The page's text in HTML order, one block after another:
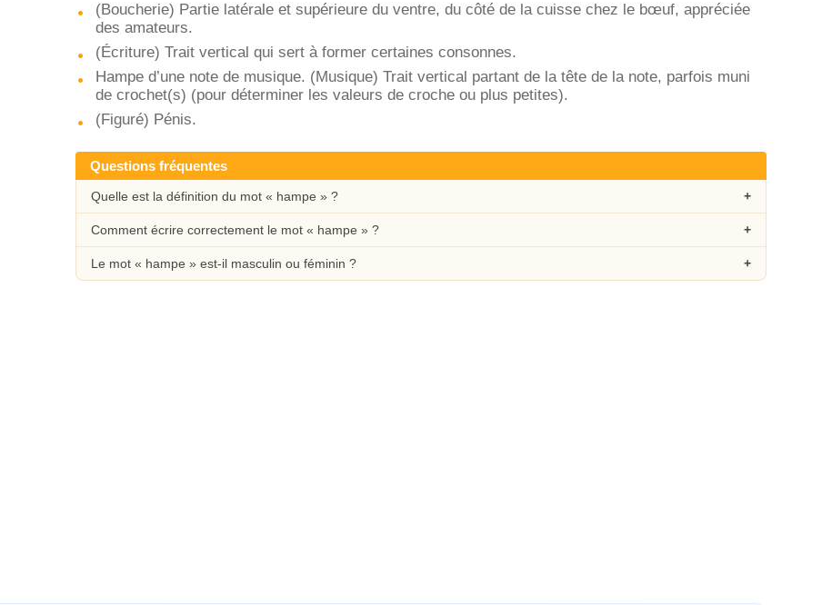
(Boucherie) Partie latérale et supérieure du ventre, du côté de la cuisse chez le bœuf, appréciée
des amateurs.
(Écriture) Trait vertical qui sert à former certaines consonnes.
Hampe d’une note de musique. (Musique) Trait vertical partant de la tête de la note, parfois muni
de crochet(s) (pour déterminer les valeurs de croche ou plus petites).
(Figuré) Pénis.
Questions fréquentes
Quelle est la définition du mot « hampe » ?
Comment écrire correctement le mot « hampe » ?
Le mot « hampe » est-il masculin ou féminin ?